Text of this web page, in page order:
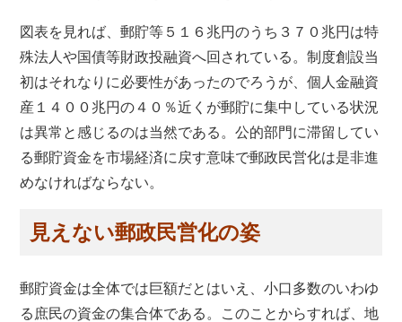
図表を見れば、郵貯等５１６兆円のうち３７０兆円は特
殊法人や国債等財政投融資へ回されている。制度創設当
初はそれなりに必要性があったのでろうが、個人金融資
産１４００兆円の４０％近くが郵貯に集中している状況
は異常と感じるのは当然である。公的部門に滞留してい
る郵貯資金を市場経済に戻す意味で郵政民営化は是非進
めなければならない。
見えない郵政民営化の姿
郵貯資金は全体では巨額だとはいえ、小口多数のいわゆ
る庶民の資金の集合体である。このことからすれば、地